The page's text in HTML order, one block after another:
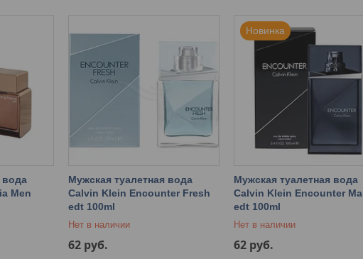
вода
Men
Мужская туалетная вода
Calvin Klein Encounter Fresh
edt 100ml
Нет в наличии
62 руб.
Новинка
Мужская туалетная вода
Calvin Klein Encounter
edt 100ml
Нет в наличии
62 руб.